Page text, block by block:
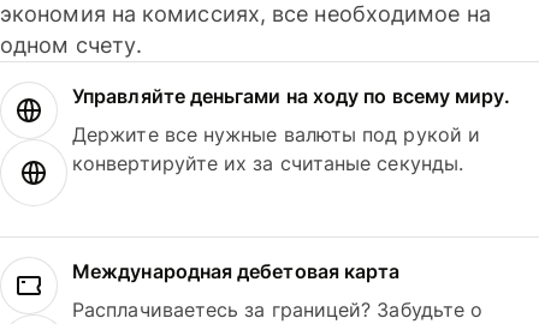
экономия на комиссиях, все необходимое на
одном счету.
Управляйте деньгами на ходу по всему миру.
Держите все нужные валюты под рукой и
конвертируйте их за считаные секунды.
Международная дебетовая карта
Расплачиваетесь за границей? Забудьте о